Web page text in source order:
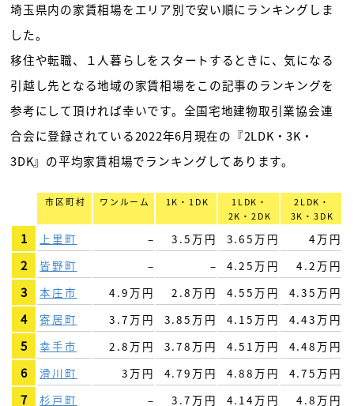
埼玉県内の家賃相場をエリア別で安い順にランキングしま
した。
移住や転職、１人暮らしをスタートするときに、気になる
引越し先となる地域の家賃相場をこの記事のランキングを
参考にして頂ければ幸いです。全国宅地建物取引業協会連
合会に登録されている2022年6月現在の『2LDK・3K・
3DK』の平均家賃相場でランキングしてあります。
市区町村 ワンルーム 1K・1DK
1LDK・
2K・2DK
2LDK・
3K・3DK
1 上里町 – 3.5万円 3.65万円 4万円
2 皆野町 – – 4.25万円 4.2万円
3 本庄市 4.9万円 2.8万円 4.55万円 4.35万円
4 寄居町 3.7万円 3.85万円 4.15万円 4.43万円
5 幸手市 2.8万円 3.78万円 4.51万円 4.48万円
6 滑川町 3万円 4.79万円 4.88万円 4.75万円
7 杉戸町 – 3.7万円 4.14万円 4.8万円